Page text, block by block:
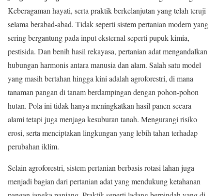
Keberagaman hayati, serta praktik berkelanjutan yang telah teruji
selama berabad-abad. Tidak seperti sistem pertanian modern yang
sering bergantung pada input eksternal seperti pupuk kimia,
pestisida. Dan benih hasil rekayasa, pertanian adat mengandalkan
hubungan harmonis antara manusia dan alam. Salah satu model
yang masih bertahan hingga kini adalah agroforestri, di mana
tanaman pangan di tanam berdampingan dengan pohon-pohon
hutan. Pola ini tidak hanya meningkatkan hasil panen secara
alami tetapi juga menjaga kesuburan tanah. Mengurangi risiko
erosi, serta menciptakan lingkungan yang lebih tahan terhadap
perubahan iklim.
Selain agroforestri, sistem pertanian berbasis rotasi lahan juga
menjadi bagian dari pertanian adat yang mendukung ketahanan